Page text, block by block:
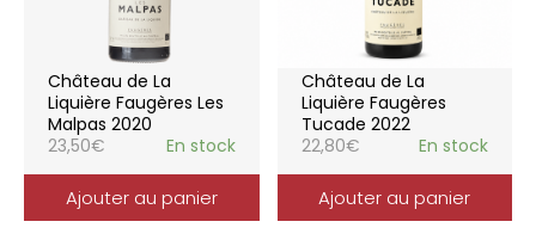
Château de La
Liquière Faugères Les
Malpas 2020
23,50€ En stock
Ajouter au panier
Château de La
Liquière Faugères
Tucade 2022
22,80€ En stock
Ajouter au panier